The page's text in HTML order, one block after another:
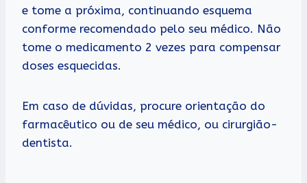
e tome a próxima, continuando esquema
conforme recomendado pelo seu médico. Não
tome o medicamento 2 vezes para compensar
doses esquecidas.
Em caso de dúvidas, procure orientação do
farmacêutico ou de seu médico, ou cirurgião-
dentista.